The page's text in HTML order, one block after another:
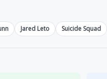
Jared Leto Suicide Squad